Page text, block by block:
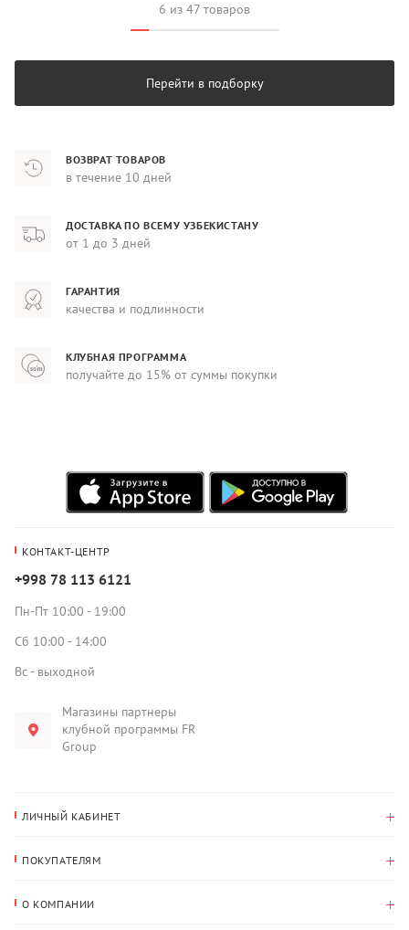
6 из 47 товаров
Перейти в подборку
ВОЗВРАТ ТОВАРОВ
в течение 10 дней
ДОСТАВКА ПО ВСЕМУ УЗБЕКИСТАНУ
от 1 до 3 дней
ГАРАНТИЯ
качества и подлинности
КЛУБНАЯ ПРОГРАММА
получайте до 15% от суммы покупки
КОНТАКТ-ЦЕНТР
+998 78 113 6121
Пн-Пт 10:00 - 19:00
Сб 10:00 - 14:00
Вс - выходной
Магазины партнеры
клубной программы FR
Group
ЛИЧНЫЙ КАБИНЕТ
Адрес для доставки
ПОКУПАТЕЛЯМ
О КОМПАНИИ